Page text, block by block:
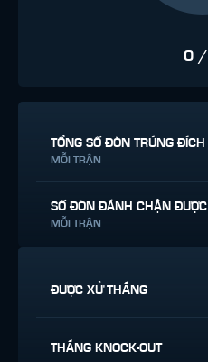
0/
TỔNG SỐ ĐÒN TRÚNG ĐÍCH
MỖI TRẬN
SỐ ĐÒN ĐÁNH CHẶN ĐƯỢC
MỖI TRẬN
ĐƯỢC XỬ THẮNG
THẮNG KNOCK-OUT